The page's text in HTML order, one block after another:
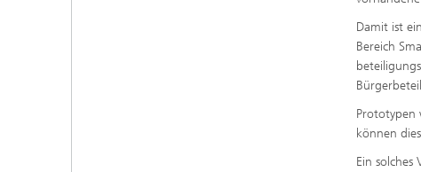
Damit ist
Bereich
Prototypen
können
Ein